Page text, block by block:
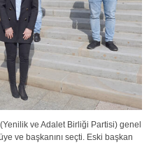
ve Adalet Birliği Partisi) genel
ve başkanını seçti. Eski başkan